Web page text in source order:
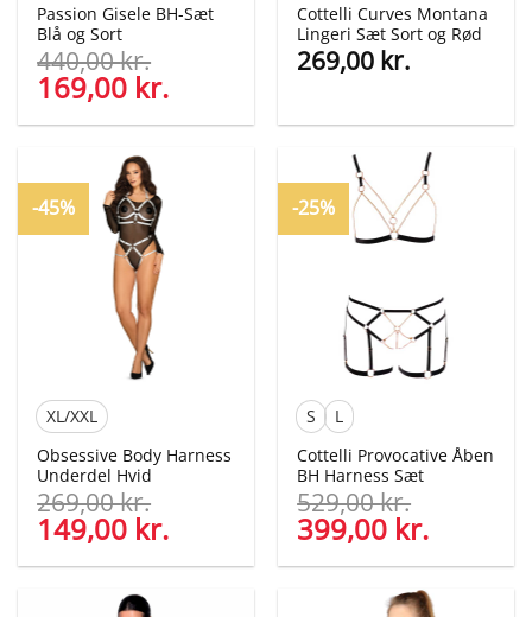
Passion Gisele BH-Sæt
Blå og Sort
440,00kr.
Den
oprindelige
pris
440,00 kr..
169,00 kr.
aktuelle
pris
169,00 kr..
Cottelli Curves Montana
Lingeri Sæt Sort og Rød
269,00 kr.
-45%
XL/XXL
Obsessive Body Harness
Underdel Hvid
269,00kr.
Den
oprindelige
pris
149,00 kr.
aktuelle
pris
-25%
S
L
Cottelli Provocative Åben
BH Harness Sæt
529,00kr.
Den
oprindelige
pris
399,00 kr.
aktuelle
pris
er: